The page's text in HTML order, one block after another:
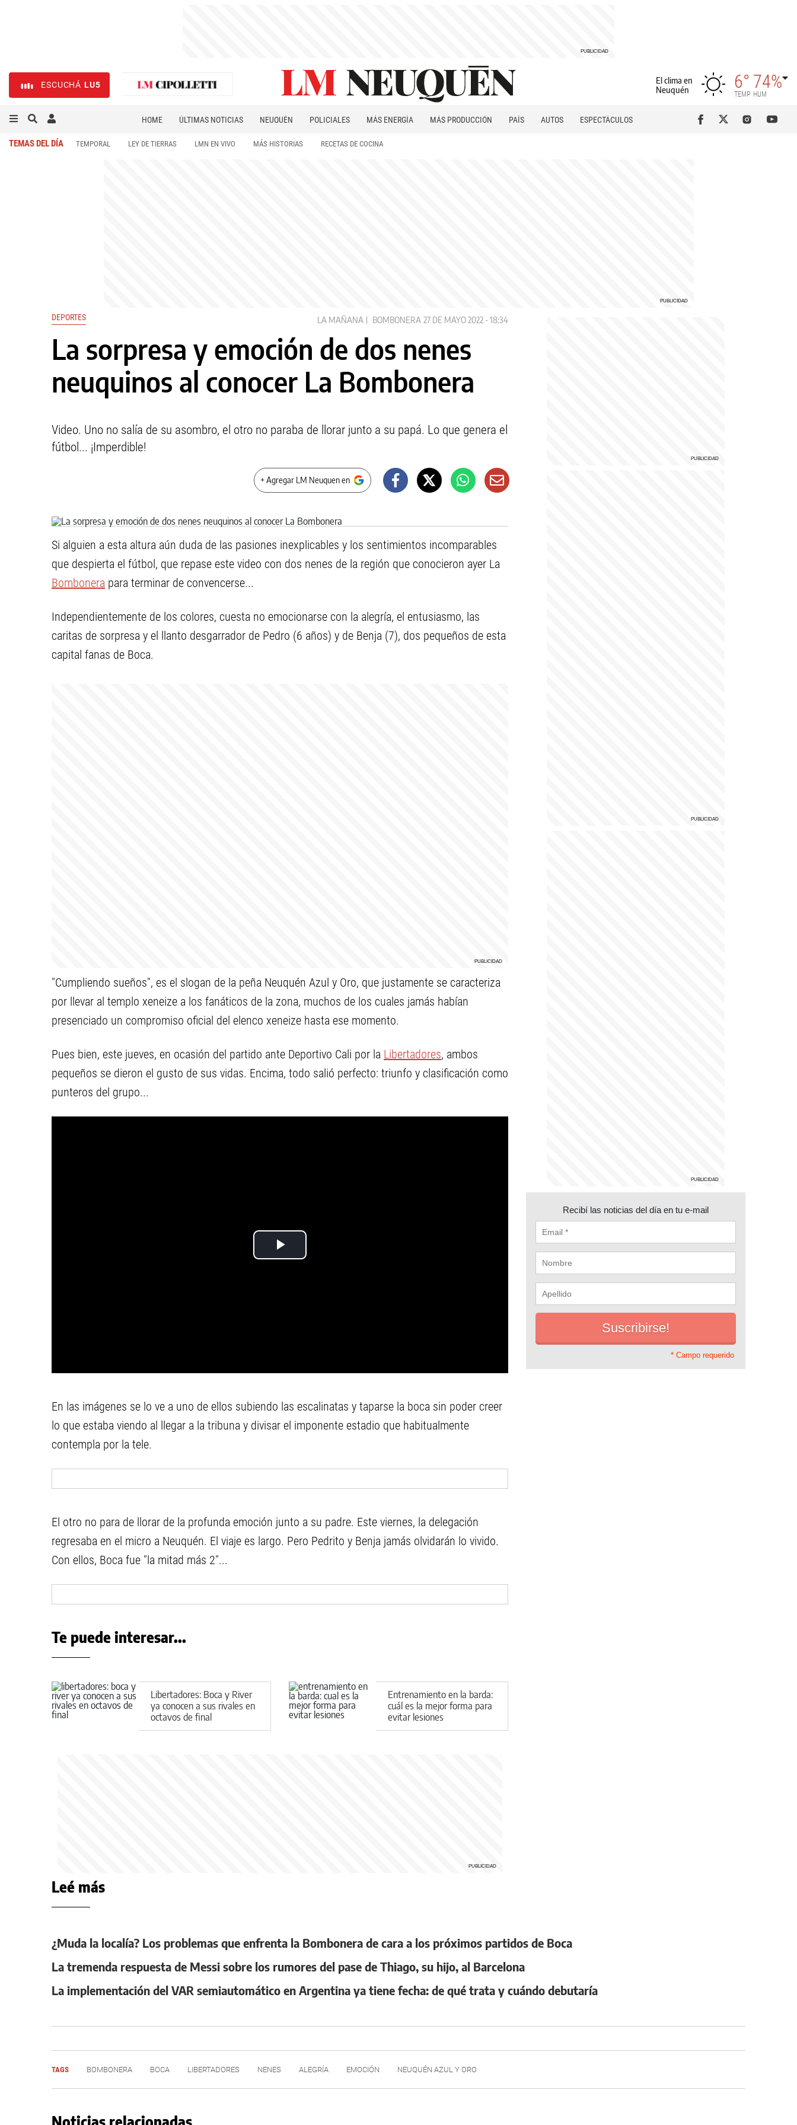
ESCUCHÁ LU5
El clima en
Neuquén
6°
TEMP
74%
HUM
HOME ÚLTIMAS NOTICIAS NEUQUÉN POLICIALES MÁS ENERGÍA MÁS PRODUCCIÓN PAÍS AUTOS
ESPECTÁCULOS
TEMAS DEL DÍA TEMPORAL LEY DE TIERRAS LMN EN VIVO MÁS HISTORIAS RECETAS DE COCINA
DEPORTES LA MAÑANA BOMBONERA 27 DE MAYO 2022 - 18:34
La sorpresa y emoción de dos nenes
neuquinos al conocer La Bombonera
Video. Uno no salía de su asombro, el otro no paraba de llorar junto a su papá. Lo que genera el
fútbol... ¡Imperdible!
+ Agregar LM Neuquen en
Si alguien a esta altura aún duda de las pasiones inexplicables y los sentimientos incomparables
que despierta el fútbol, que repase este video con dos nenes de la región que conocieron ayer La
Bombonera para terminar de convencerse...
Independientemente de los colores, cuesta no emocionarse con la alegría, el entusiasmo, las
caritas de sorpresa y el llanto desgarrador de Pedro (6 años) y de Benja (7), dos pequeños de esta
capital fanas de Boca.
"Cumpliendo sueños", es el slogan de la peña Neuquén Azul y Oro, que justamente se caracteriza
por llevar al templo xeneize a los fanáticos de la zona, muchos de los cuales jamás habían
presenciado un compromiso oficial del elenco xeneize hasta ese momento.
Pues bien, este jueves, en ocasión del partido ante Deportivo Cali por la Libertadores, ambos
pequeños se dieron el gusto de sus vidas. Encima, todo salió perfecto: triunfo y clasificación como
punteros del grupo...
En las imágenes se lo ve a uno de ellos subiendo las escalinatas y taparse la boca sin poder creer
lo que estaba viendo al llegar a la tribuna y divisar el imponente estadio que habitualmente
contempla por la tele.
El otro no para de llorar de la profunda emoción junto a su padre. Este viernes, la delegación
regresaba en el micro a Neuquén. El viaje es largo. Pero Pedrito y Benja jamás olvidarán lo vivido.
Con ellos, Boca fue "la mitad más 2"...
Te puede interesar...
Libertadores: Boca y River
ya conocen a sus rivales en
octavos de final
Entrenamiento en la barda:
cuál es la mejor forma para
evitar lesiones
Recibí las noticias del día en tu e-mail
* Campo requerido
Leé más
¿Muda la localía? Los problemas que enfrenta la Bombonera de cara a los próximos partidos de Boca
La tremenda respuesta de Messi sobre los rumores del pase de Thiago, su hijo, al Barcelona
La implementación del VAR semiautomático en Argentina ya tiene fecha: de qué trata y cuándo debutaría
TAGS BOMBONERA BOCA LIBERTADORES NENES ALEGRÍA EMOCIÓN NEUQUÉN AZUL Y ORO